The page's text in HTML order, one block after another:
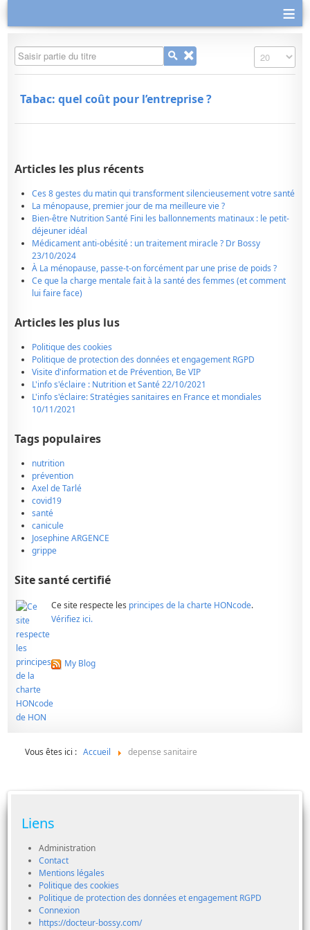
≡
Saisir partie du titre Affichage #
Tabac: quel coût pour l’entreprise ?
Articles les plus récents
Ces 8 gestes du matin qui transforment silencieusement votre santé
La ménopause, premier jour de ma meilleure vie ?
Bien-être Nutrition Santé Fini les ballonnements matinaux : le petit-
déjeuner idéal
Médicament anti-obésité : un traitement miracle ? Dr Bossy
23/10/2024
À La ménopause, passe-t-on forcément par une prise de poids ?
Ce que la charge mentale fait à la santé des femmes (et comment
lui faire face)
Articles les plus lus
Politique des cookies
Politique de protection des données et engagement RGPD
Visite d'information et de Prévention, Be VIP
L'info s'éclaire : Nutrition et Santé 22/10/2021
L'info s'éclaire: Stratégies sanitaires en France et mondiales
10/11/2021
Tags populaires
nutrition
prévention
Axel de Tarlé
covid19
santé
canicule
Josephine ARGENCE
grippe
Site santé certifié
Ce site respecte les principes de la charte HONcode.
Vérifiez ici.
My Blog
Vous êtes ici : Accueil depense sanitaire
Liens
Administration
Contact
Mentions légales
Politique des cookies
Politique de protection des données et engagement RGPD
Connexion
https://docteur-bossy.com/